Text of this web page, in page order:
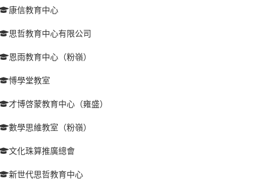
康信教育中心
思哲教育中心有限公司
恩雨教育中心（粉嶺）
愽學堂教室
才博啓蒙教育中心（雍盛）
數學思維教室（粉嶺）
文化珠算推廣總會
新世代思哲教育中心